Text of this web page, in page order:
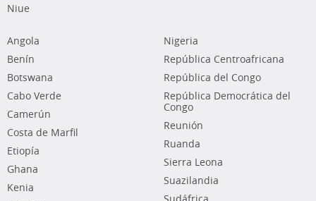
Niue
Angola
Benín
Botswana
Cabo Verde
Camerún
Costa de Marfil
Etiopía
Ghana
Kenia
Nigeria
República Centroafricana
República del Congo
República Democrática del
Congo
Reunión
Ruanda
Sierra Leona
Suazilandia